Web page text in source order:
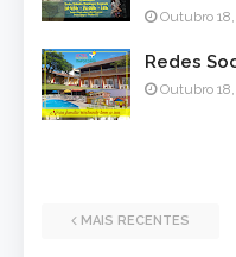
Outubro
Redes
Outubro
MAIS RECENTES